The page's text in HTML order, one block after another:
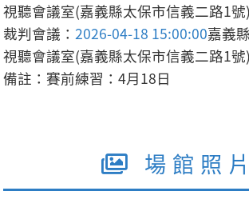
視聽會議室(嘉義縣太保市信義二路1號
裁判會議：2026-04-18 15:00:00嘉義
視聽會議室(嘉義縣太保市信義二路1號
備註：賽前練習：4月18日
場館照片